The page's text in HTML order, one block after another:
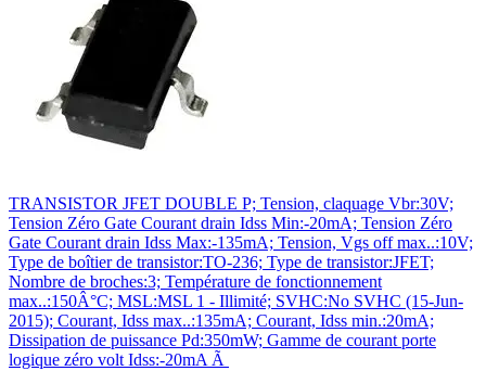
TRANSISTOR JFET DOUBLE P; Tension, claquage Vbr:30V;
Tension Zéro Gate Courant drain Idss Min:-20mA; Tension Zéro
Gate Courant drain Idss Max:-135mA; Tension, Vgs off max..:10V;
Type de boîtier de transistor:TO-236; Type de transistor:JFET;
Nombre de broches:3; Température de fonctionnement
max..:150Â°C; MSL:MSL 1 - Illimité; SVHC:No SVHC (15-Jun-
2015); Courant, Idss max..:135mA; Courant, Idss min.:20mA;
Dissipation de puissance Pd:350mW; Gamme de courant porte
logique zéro volt Idss:-20mA Ã